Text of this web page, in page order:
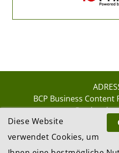
BCP Business
8002
Diese Website
verwendet Cookies, um